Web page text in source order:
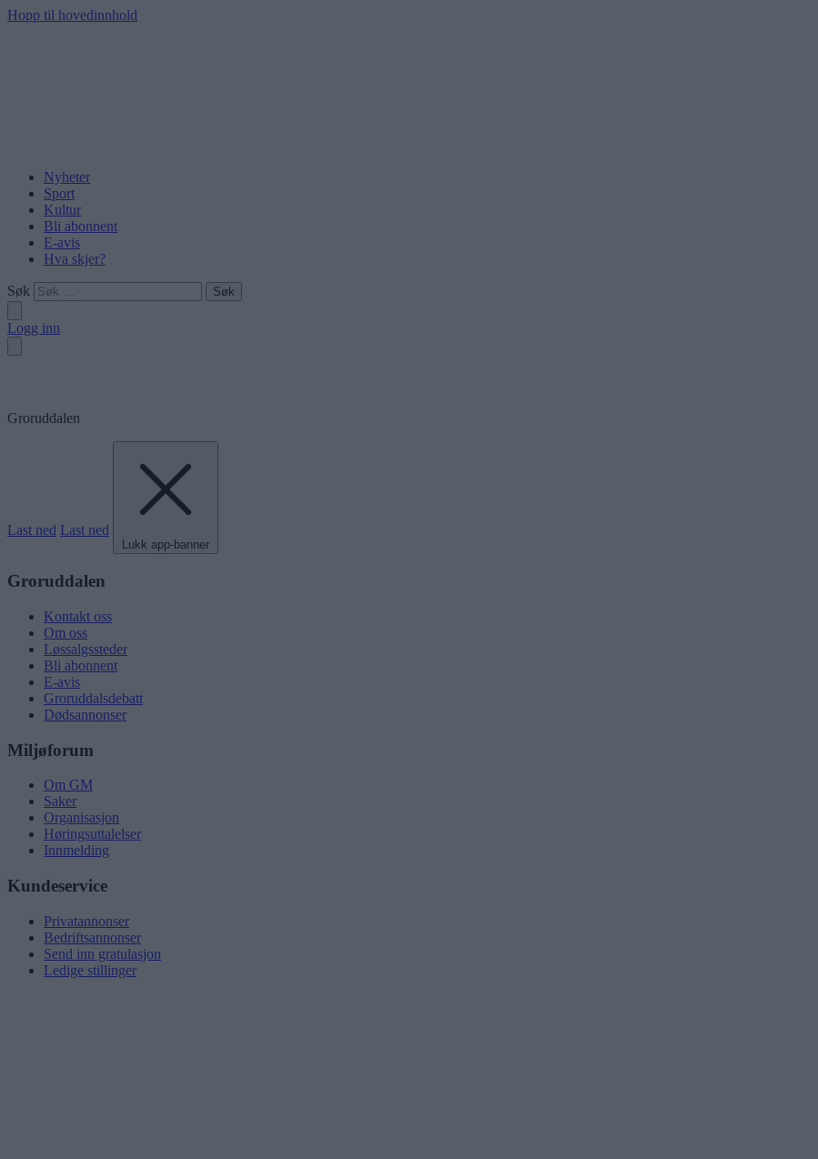
Hopp til hovedinnhold
Nyheter
Sport
Kultur
Bli abonnent
E-avis
Hva skjer?
Søk
Logg inn
Groruddalen
Last ned Last ned
Lukk app-banner
Groruddalen
Kontakt oss
Om oss
Løssalgssteder
Bli abonnent
E-avis
Groruddalsdebatt
Dødsannonser
Miljøforum
Om GM
Saker
Organisasjon
Høringsuttalelser
Innmelding
Kundeservice
Privatannonser
Bedriftsannonser
Send inn gratulasjon
Ledige stillinger